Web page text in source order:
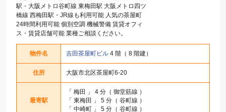
駅・大阪メトロ谷町線 東梅田駅 大阪メトロ四ツ
橋線 西梅田駅・JR線も利用可能 人気の茶屋町
24時間利用可能 個別空調 機械警備 賃貸オフィ
ス・賃貸店舗可能 業種ご相談ください。
物件名 吉田茶屋町ビル 4 階（ 8 階建）
住所 大阪市北区茶屋町6-20
最寄駅
「 梅田
」 4 分（ 御堂筋線 ）
「 東梅田
」 5 分（ 谷町線 ）
「 中崎町 」 5 分（ 谷町線 ）